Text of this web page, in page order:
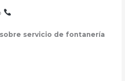
servicio de fontanería